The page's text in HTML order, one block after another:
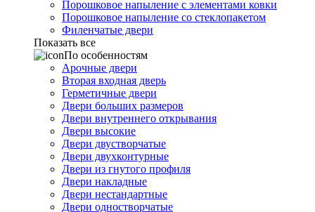
Порошковое напыление с элементами ковки
Порошковое напыление со стеклопакетом
Филенчатые двери
Показать все
По особенностям
Арочные двери
Вторая входная дверь
Герметичные двери
Двери больших размеров
Двери внутреннего открывания
Двери высокие
Двери двустворчатые
Двери двухконтурные
Двери из гнутого профиля
Двери накладные
Двери нестандартные
Двери одностворчатые